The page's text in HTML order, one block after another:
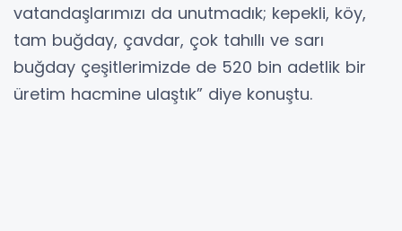
vatandaşlarımızı da unutmadık; kepekli, köy,
tam buğday, çavdar, çok tahıllı ve sarı
buğday çeşitlerimizde de 520 bin adetlik bir
üretim hacmine ulaştık” diye konuştu.